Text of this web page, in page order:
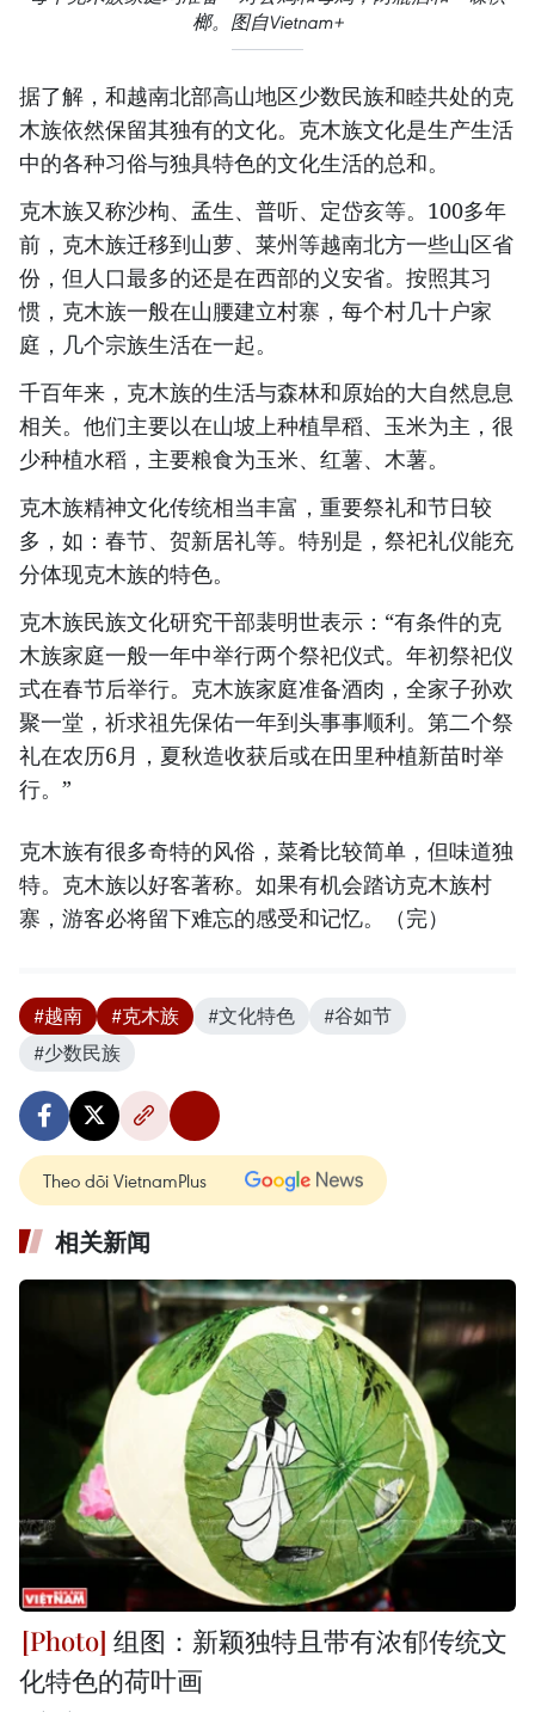
榔。图自Vietnam+
据了解，和越南北部高山地区少数民族和睦共处的克
木族依然保留其独有的文化。克木族文化是生产生活
中的各种习俗与独具特色的文化生活的总和。
克木族又称沙枸、孟生、普听、定岱亥等。100多年
前，克木族迁移到山萝、莱州等越南北方一些山区省
份，但人口最多的还是在西部的义安省。按照其习
惯，克木族一般在山腰建立村寨，每个村几十户家
庭，几个宗族生活在一起。
千百年来，克木族的生活与森林和原始的大自然息息
相关。他们主要以在山坡上种植旱稻、玉米为主，很
少种植水稻，主要粮食为玉米、红薯、木薯。
克木族精神文化传统相当丰富，重要祭礼和节日较
多，如：春节、贺新居礼等。特别是，祭祀礼仪能充
分体现克木族的特色。
克木族民族文化研究干部裴明世表示：“有条件的克
木族家庭一般一年中举行两个祭祀仪式。年初祭祀仪
式在春节后举行。克木族家庭准备酒肉，全家子孙欢
聚一堂，祈求祖先保佑一年到头事事顺利。第二个祭
礼在农历6月，夏秋造收获后或在田里种植新苗时举
行。”
克木族有很多奇特的风俗，菜肴比较简单，但味道独
特。克木族以好客著称。如果有机会踏访克木族村
寨，游客必将留下难忘的感受和记忆。（完）
#越南 #克木族 #文化特色
#谷如节
#少数民族
Theo dõi VietnamPlus
相关新闻
组图：新颖独特且带有浓郁传统文
化特色的荷叶画